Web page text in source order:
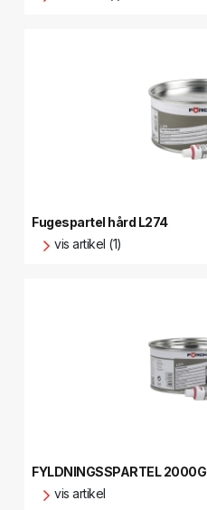
Fugespartel hård L274
vis artikel (1)
FYLDNINGSSPARTEL 2000G
vis artikel